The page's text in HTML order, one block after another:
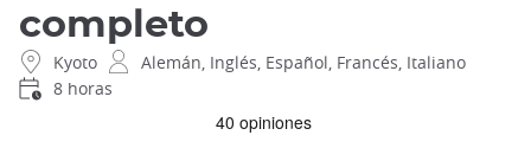
completo
Kyoto
Alemán, Inglés, Español, Francés, Italiano
8 horas